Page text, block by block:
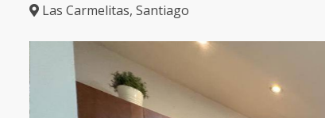
Las Carmelitas, Santiago